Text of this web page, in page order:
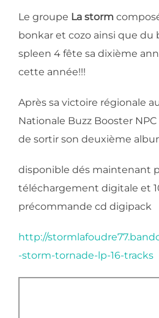
Le groupe La storm
bonkar et cozo ainsi que du
spleen 4 fête sa dixième
cette année!!!
Après sa victoire régionale
Nationale Buzz Booster
de sortir son deuxième
disponible dés maintenant
téléchargement digitale et
précommande cd digipack
http://
-storm-tornade-lp-16-tracks